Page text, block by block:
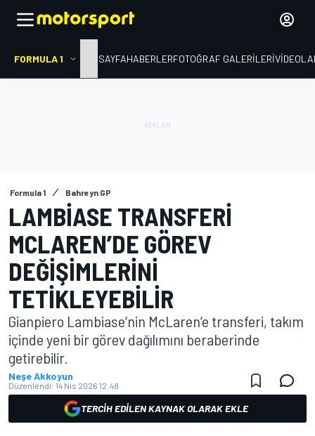
FORMULA 1 ANA SAYFAHABERLERFOTOĞRAF GALERILERI
Formula 1 Bahreyn GP
LAMBIASE TRANSFERI
MCLAREN’DE GÖREV
DEĞIŞIMLERINI
TETIKLEYEBILIR
Gianpiero Lambiase’nin McLaren’e transferi, takım
içinde yeni bir görev dağılımını beraberinde
getirebilir.
Neşe Akkoyun
Düzenlendi: 14 Nis 2026 12:48
TERCIH EDILEN KAYNAK OLARAK EKLE